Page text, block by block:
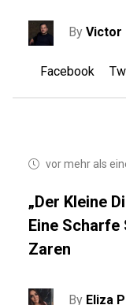
ByVictor
Facebook
vor mehr als
„Der Kleine
Eine Scharfe
Zaren
By Eliza